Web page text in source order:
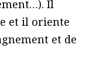
Il
et il oriente
et de